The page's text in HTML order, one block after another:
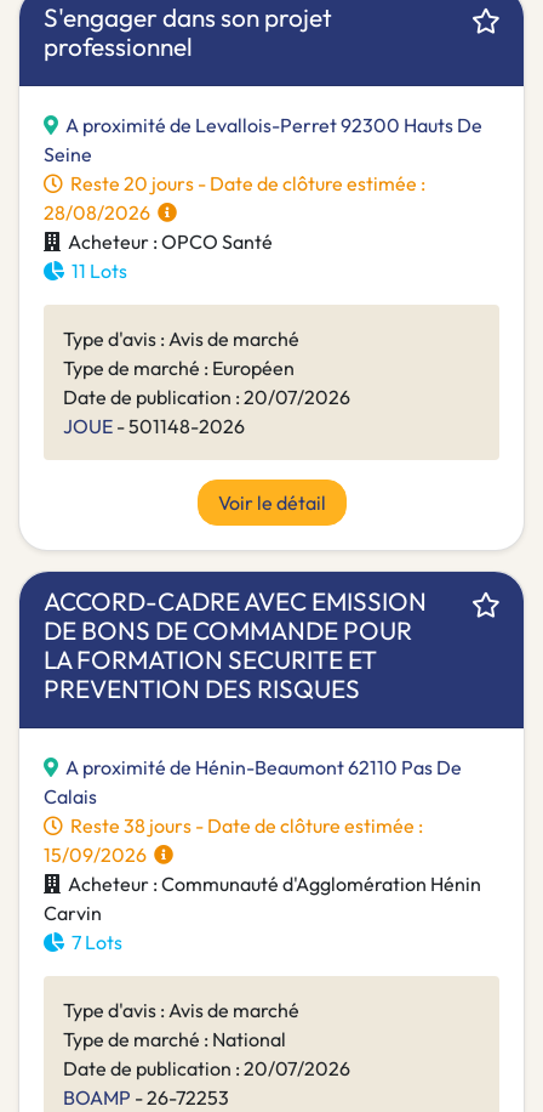
S'engager dans son projet
professionnel
A proximité de Levallois-Perret 92300 Hauts De
Seine
Reste 20 jours - Date de clôture estimée :
28/08/2026
Acheteur : OPCO Santé
11 Lots
Type d'avis : Avis de marché
Type de marché : Européen
Date de publication : 20/07/2026
JOUE - 501148-2026
Voir le détail
ACCORD-CADRE AVEC EMISSION
DE BONS DE COMMANDE POUR
LA FORMATION SECURITE ET
PREVENTION DES RISQUES
A proximité de Hénin-Beaumont 62110 Pas De
Calais
Reste 38 jours - Date de clôture estimée :
15/09/2026
Acheteur : Communauté d'Agglomération Hénin
Carvin
7 Lots
Type d'avis : Avis de marché
Type de marché : National
Date de publication : 20/07/2026
BOAMP - 26-72253